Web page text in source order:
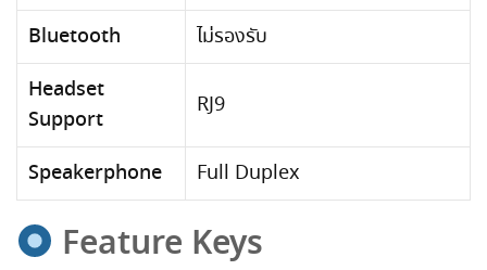
Bluetooth
ไม่รองรับ
Headset
Support
RJ9
Speakerphone Full Duplex
Feature Keys